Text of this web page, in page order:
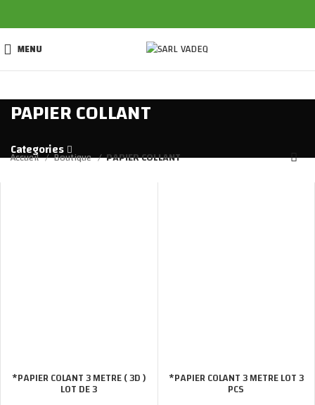
MENU
PAPIER COLLANT
Categories
Accueil Boutique PAPIER COLLANT
*PAPIER COLANT 3 METRE ( 3D )
LOT DE 3
*PAPIER COLANT 3 METRE LOT 3
PCS